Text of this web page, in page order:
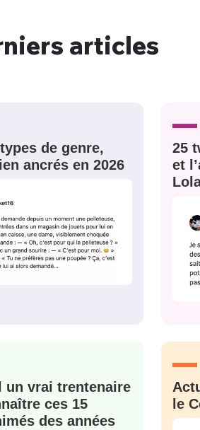
articles
de genre,
ancrés en 2026
25
et
un vrai trentenaire
ces 15
des années
le
vous